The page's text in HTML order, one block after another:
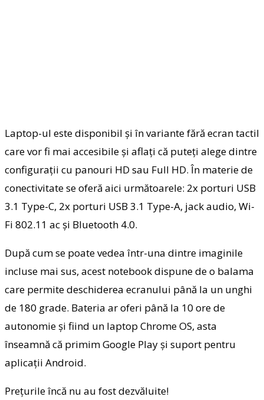
Laptop-ul este disponibil și în variante fără ecran tactil
care vor fi mai accesibile și aflați că puteți alege dintre
configurații cu panouri HD sau Full HD. În materie de
conectivitate se oferă aici următoarele: 2x porturi USB
3.1 Type-C, 2x porturi USB 3.1 Type-A, jack audio, Wi-
Fi 802.11 ac și Bluetooth 4.0.
După cum se poate vedea într-una dintre imaginile
incluse mai sus, acest notebook dispune de o balama
care permite deschiderea ecranului până la un unghi
de 180 grade. Bateria ar oferi până la 10 ore de
autonomie și fiind un laptop Chrome OS, asta
înseamnă că primim Google Play și suport pentru
aplicații Android.
Prețurile încă nu au fost dezvăluite!